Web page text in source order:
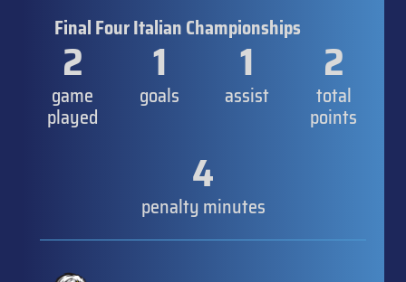
Final Four Italian Championships
2
game
played
1
goals
1
assist
2
total
points
4
penalty minutes